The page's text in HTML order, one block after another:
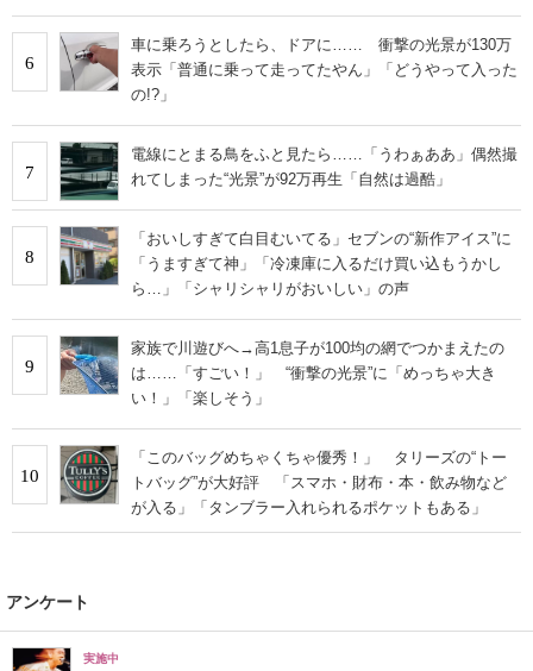
6
車に乗ろうとしたら、ドアに…… 衝撃の光景が130万
表示「普通に乗って走ってたやん」「どうやって入った
の!?」
7
電線にとまる鳥をふと見たら……「うわぁああ」偶然撮
れてしまった“光景”が92万再生「自然は過酷」
8
「おいしすぎて白目むいてる」セブンの“新作アイス”に
「うますぎて神」「冷凍庫に入るだけ買い込もうかし
ら…」「シャリシャリがおいしい」の声
9
家族で川遊びへ→高1息子が100均の網でつかまえたの
は……「すごい！」 “衝撃の光景”に「めっちゃ大き
い！」「楽しそう」
10
「このバッグめちゃくちゃ優秀！」 タリーズの“トー
トバッグ”が大好評 「スマホ・財布・本・飲み物など
が入る」「タンブラー入れられるポケットもある」
アンケート
実施中